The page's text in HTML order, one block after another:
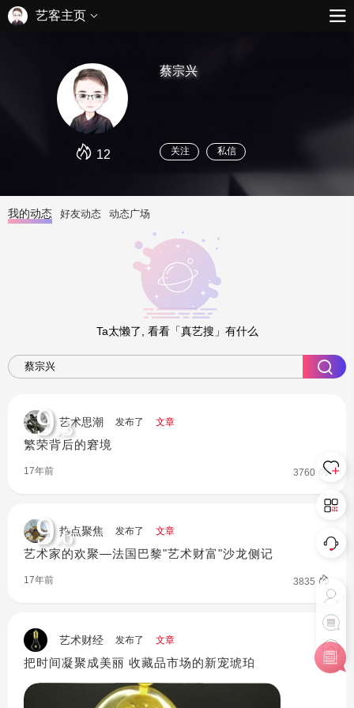
艺客主页
12
蔡宗兴
关注 私信
我的动态 好友动态 动态广场
Ta太懒了, 看看「真艺搜」有什么
艺术思潮 发布了 文章
繁荣背后的窘境
9.3
17年前 3760
热点聚焦 发布了 文章
艺术家的欢聚—法国巴黎"艺术财富"沙龙侧记
9.6
17年前 3835
艺术财经 发布了 文章
把时间凝聚成美丽 收藏品市场的新宠琥珀